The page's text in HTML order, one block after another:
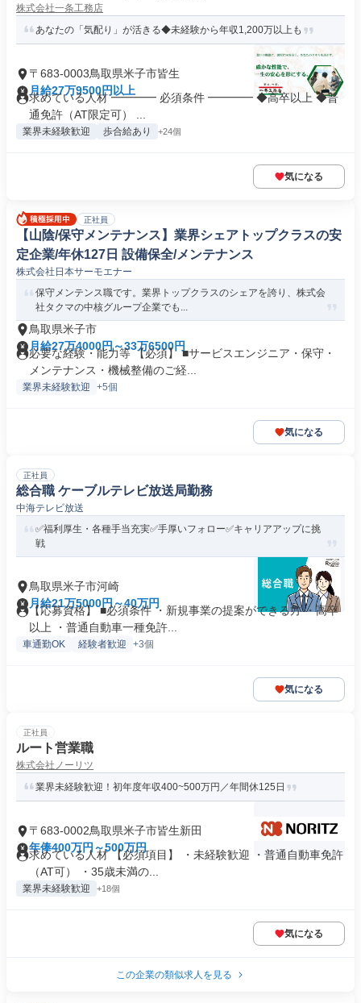
株式会社一条工務店
あなたの「気配り」が活きる◆未経験から年収1,200万以上も
〒683-0003鳥取県米子市皆生
月給27万9500円以上
求めている人材 ━━━━ 必須条件 ━━━━ ◆高卒以上 ◆普
通免許（AT限定可） ...
業界未経験歓迎 歩合給あり +24個
気になる
正社員
【山陰/保守メンテナンス】業界シェアトップクラスの安
定企業/年休127日 設備保全/メンテナンス
株式会社日本サーモエナー
保守メンテンス職です。業界トップクラスのシェアを誇り、株式会
社タクマの中核グループ企業でも...
鳥取県米子市
月給27万4000円～33万6500円
必要な経験・能力等 【必須】 ■サービスエンジニア・保守・
メンテナンス・機械整備のご経...
業界未経験歓迎 +5個
気になる
正社員
総合職 ケーブルテレビ放送局勤務
中海テレビ放送
✅福利厚生・各種手当充実✅手厚いフォロー✅キャリアアップに挑
戦
鳥取県米子市河崎
月給21万5000円～40万円
【応募資格】 ■必須条件 ・新規事業の提案ができる方 ・高卒
以上 ・普通自動車一種免許...
車通勤OK 経験者歓迎 +3個
気になる
正社員
ルート営業職
株式会社ノーリツ
業界未経験歓迎！初年度年収400~500万円／年間休125日
〒683-0002鳥取県米子市皆生新田
年俸400万円～500万円
求めている人材 【必須項目】 ・未経験歓迎 ・普通自動車免許
（AT可） ・35歳未満の...
業界未経験歓迎 +18個
気になる
この企業の類似求人を見る